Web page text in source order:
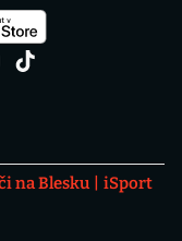
na Blesku
iSport